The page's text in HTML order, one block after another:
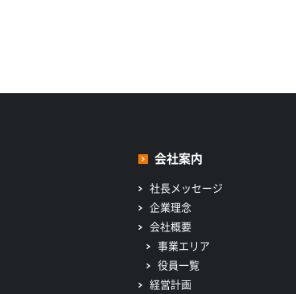
会社案内
社長メッセージ
企業理念
会社概要
事業エリア
役員一覧
経営計画